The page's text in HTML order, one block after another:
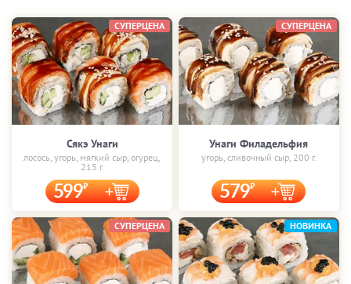
Сякэ Унаги
лосось, угорь, мягкий сыр, огурец,
215 г.
599
СУПЕРЦЕНА
Унаги Филадельфия
угорь, сливочный сыр, 200 г.
579
СУПЕРЦЕНА
СУПЕРЦЕНА НОВИНКА